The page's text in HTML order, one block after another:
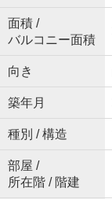
面積 /
バルコニー面積
向き
築年月
種別 / 構造
部屋 /
所在階 / 階建